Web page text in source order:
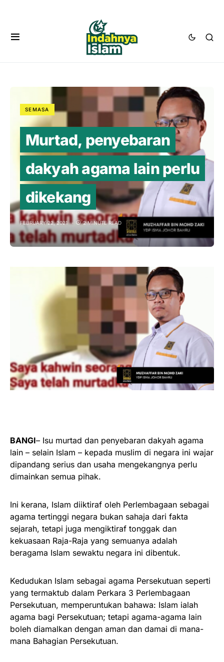
SEMASA
Murtad, penyebaran
dakyah agama lain perlu
dikekang
FEBRUARY 22, 2021 2 MINUTE READ
BANGI– Isu murtad dan penyebaran dakyah agama
lain – selain Islam – kepada muslim di negara ini wajar
dipandang serius dan usaha mengekangnya perlu
dimainkan semua pihak.
Ini kerana, Islam diiktiraf oleh Perlembagaan sebagai
agama tertinggi negara bukan sahaja dari fakta
sejarah, tetapi juga mengiktiraf tonggak dan
kekuasaan Raja-Raja yang semuanya adalah
beragama Islam sewaktu negara ini dibentuk.
Kedudukan Islam sebagai agama Persekutuan seperti
yang termaktub dalam Perkara 3 Perlembagaan
Persekutuan, memperuntukan bahawa: Islam ialah
agama bagi Persekutuan; tetapi agama-agama lain
boleh diamalkan dengan aman dan damai di mana-
mana Bahagian Persekutuan.